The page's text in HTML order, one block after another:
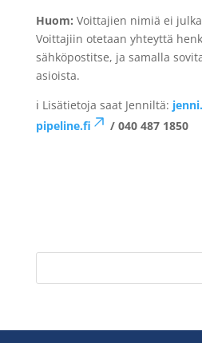
Huom: Voittajien nimiä ei
Voittajiin otetaan yhteyttä
sähköpostitse, ja samalla
asioista.
ℹ️ Lisätietoja saat Jenniltä:
pipeline.fi
/ 040 487 1850